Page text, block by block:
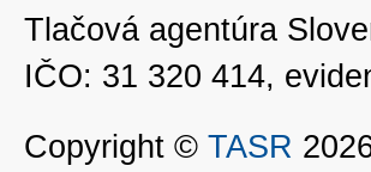
Tlačová agentúra
IČO: 31 320 414,
Copyright © TASR